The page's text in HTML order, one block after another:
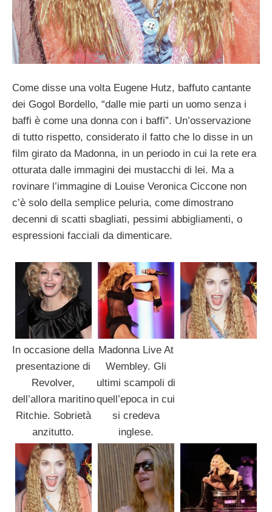
Come disse una volta Eugene Hutz, baffuto cantante
dei Gogol Bordello, “dalle mie parti un uomo senza i
baffi è come una donna con i baffi”. Un’osservazione
di tutto rispetto, considerato il fatto che lo disse in un
film girato da Madonna, in un periodo in cui la rete era
otturata dalle immagini dei mustacchi di lei. Ma a
rovinare l’immagine di Louise Veronica Ciccone non
c’è solo della semplice peluria, come dimostrano
decenni di scatti sbagliati, pessimi abbigliamenti, o
espressioni facciali da dimenticare.
In occasione della
presentazione di
Revolver,
dell’allora maritino
Ritchie. Sobrietà
anzitutto.
Madonna Live At
Wembley. Gli
ultimi scampoli di
quell’epoca in cui
si credeva
inglese.